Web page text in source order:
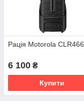
Рація Motorola CLR466
6 100 ₴
Купити